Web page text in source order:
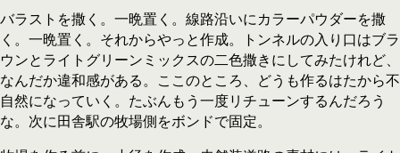
バラストを撒く。一晩置く。線路沿いにカラーパウダーを撒
く。一晩置く。それからやっと作成。トンネルの入り口はブラ
ウンとライトグリーンミックスの二色撒きにしてみたけれど、
なんだか違和感がある。ここのところ、どうも作るはたから不
自然になっていく。たぶんもう一度リチューンするんだろう
な。次に田舎駅の牧場側をボンドで固定。